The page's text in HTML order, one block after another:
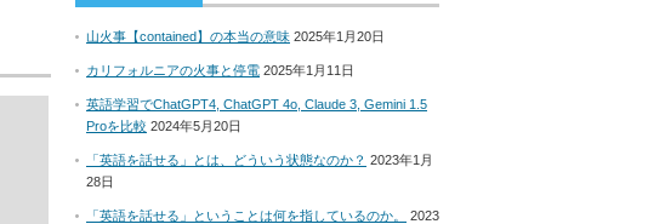
山火事【contained】の本当の意味 2025年1月20日
カリフォルニアの火事と停電 2025年1月11日
英語学習でChatGPT4, ChatGPT 4o, Claude 3, Gemini 1.5
Proを比較 2024年5月20日
「英語を話せる」とは、どういう状態なのか？ 2023年1月
28日
「英語を話せる」ということは何を指しているのか。
2023